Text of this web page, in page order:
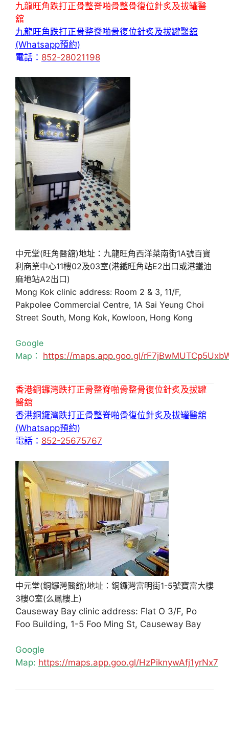
九龍旺角跌打正骨整脊啪骨整骨復位針炙及拔罐醫
舘
九龍旺角跌打正骨整脊啪骨復位針炙及拔罐醫舘
(Whatsapp預約)
電話： 852-28021198
中元堂(旺角醫舘)地址：九龍旺角西洋菜南街1A號百寶
利商業中心11樓02及03室(港鐵旺角站E2出口或港鐵油
麻地站A2出口)
Mong Kok clinic address: Room 2 & 3, 11/F,
Pakpolee Commercial Centre, 1A Sai Yeung Choi
Street South, Mong Kok, Kowloon, Hong Kong
Google
Map： https://maps.app.goo.gl/
香港銅鑼灣跌打正骨整脊啪骨整骨復位針炙及拔罐
醫舘
香港銅鑼灣跌打正骨整脊啪骨復位針炙及拔罐醫舘
(Whatsapp預約)
電話： 852-25675767
中元堂(銅鑼灣醫舘)地址：銅鑼灣富明街1-5號寶富大樓
3樓O室(么鳳樓上)
Causeway Bay clinic address: Flat O 3/F, Po
Foo Building, 1-5 Foo Ming St, Causeway Bay
Google
Map: https://maps.app.goo.gl/HzPiknywAfj1yrNx7